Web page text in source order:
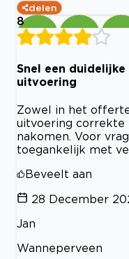
delen
8
Snel een
uitvoering
Zowel in het
uitvoering correkte
nakomen. Voor
toegankelijk met
Beveelt aan
28 December
Jan
Wanneperveen